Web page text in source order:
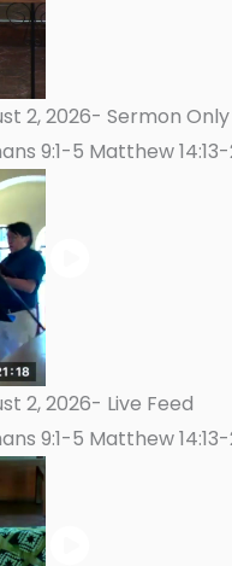
2, 2026- Sermon Only
9:1-5 Matthew 14:13-
2, 2026- Live Feed
9:1-5 Matthew 14:13-